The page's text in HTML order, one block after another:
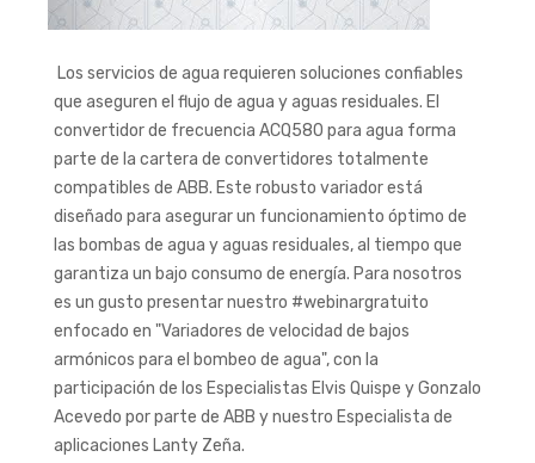
Los servicios de agua requieren soluciones confiables
que aseguren el flujo de agua y aguas residuales. El
convertidor de frecuencia ACQ580 para agua forma
parte de la cartera de convertidores totalmente
compatibles de ABB. Este robusto variador está
diseñado para asegurar un funcionamiento óptimo de
las bombas de agua y aguas residuales, al tiempo que
garantiza un bajo consumo de energía. Para nosotros
es un gusto presentar nuestro #webinargratuito
enfocado en "Variadores de velocidad de bajos
armónicos para el bombeo de agua", con la
participación de los Especialistas Elvis Quispe y Gonzalo
Acevedo por parte de ABB y nuestro Especialista de
aplicaciones Lanty Zeña.